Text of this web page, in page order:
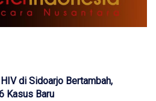
di Sidoarjo Bertambah,
Kasus Baru